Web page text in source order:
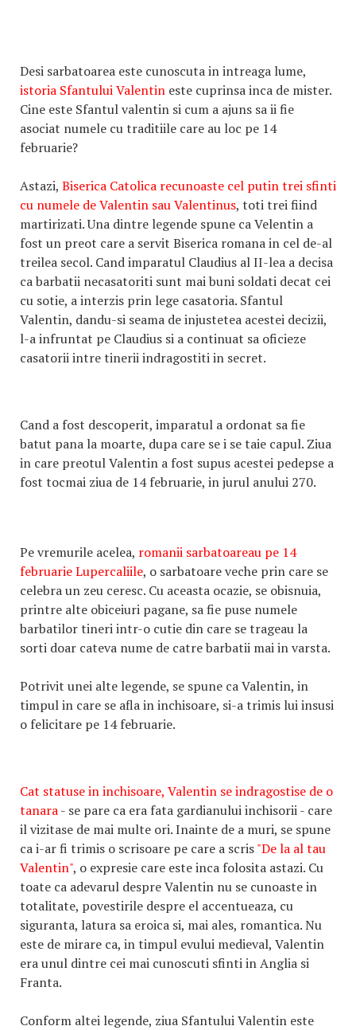
Desi sarbatoarea este cunoscuta in intreaga lume,
istoria Sfantului Valentin este cuprinsa inca de mister.
Cine este Sfantul valentin si cum a ajuns sa ii fie
asociat numele cu traditiile care au loc pe 14
februarie?
Astazi, Biserica Catolica recunoaste cel putin trei sfinti
cu numele de Valentin sau Valentinus, toti trei fiind
martirizati. Una dintre legende spune ca Velentin a
fost un preot care a servit Biserica romana in cel de-al
treilea secol. Cand imparatul Claudius al II-lea a decisa
ca barbatii necasatoriti sunt mai buni soldati decat cei
cu sotie, a interzis prin lege casatoria. Sfantul
Valentin, dandu-si seama de injustetea acestei decizii,
l-a infruntat pe Claudius si a continuat sa oficieze
casatorii intre tinerii indragostiti in secret.
Cand a fost descoperit, imparatul a ordonat sa fie
batut pana la moarte, dupa care se i se taie capul. Ziua
in care preotul Valentin a fost supus acestei pedepse a
fost tocmai ziua de 14 februarie, in jurul anului 270.
Pe vremurile acelea, romanii sarbatoareau pe 14
februarie Lupercaliile, o sarbatoare veche prin care se
celebra un zeu ceresc. Cu aceasta ocazie, se obisnuia,
printre alte obiceiuri pagane, sa fie puse numele
barbatilor tineri intr-o cutie din care se trageau la
sorti doar cateva nume de catre barbatii mai in varsta.
Potrivit unei alte legende, se spune ca Valentin, in
timpul in care se afla in inchisoare, si-a trimis lui insusi
o felicitare pe 14 februarie.
Cat statuse in inchisoare, Valentin se indragostise de o
tanara- se pare ca era fata gardianului inchisorii - care
il vizitase de mai multe ori. Inainte de a muri, se spune
ca i-ar fi trimis o scrisoare pe care a scris"De la al tau
Valentin", o expresie care este inca folosita astazi. Cu
toate ca adevarul despre Valentin nu se cunoaste in
totalitate, povestirile despre el accentueaza, cu
siguranta, latura sa eroica si, mai ales, romantica. Nu
este de mirare ca, in timpul evului medieval, Valentin
era unul dintre cei mai cunoscuti sfinti in Anglia si
Franta.
Conform altei legende, ziua Sfantului Valentin este